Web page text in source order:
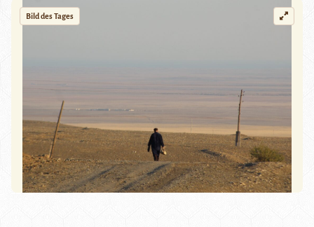
Bild des Tages